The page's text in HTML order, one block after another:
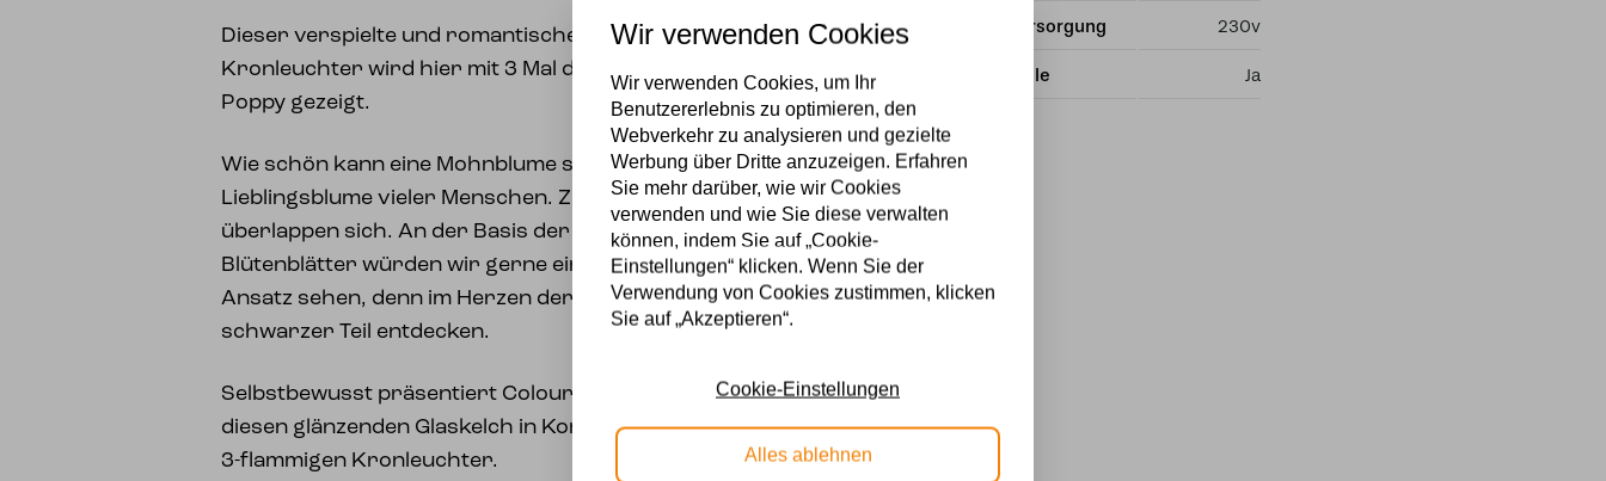
Dieser verspielte und romantische Dreilicht-
Kronleuchter wird hier mit 3 Mal der Lovely Tender
Poppy gezeigt.
Wie schön kann eine Mohnblume sein! Eine
Lieblingsblume vieler Menschen. Zarte Blütenblätter
überlappen sich. An der Basis der kräftigen
Blütenblätter würden wir gerne einen schwarzen
Ansatz sehen, denn im Herzen der Rose lässt sich ein
schwarzer Teil entdecken.
Selbstbewusst präsentiert Coloured by Art© stolz
diesen glänzenden Glaskelch in Kombination mit einem
3-flammigen Kronleuchter.
Stromversorgung 230v
Lichtquelle Ja
Wir verwenden Cookies
Wir verwenden Cookies, um Ihr
Benutzererlebnis zu optimieren, den
Webverkehr zu analysieren und gezielte
Werbung über Dritte anzuzeigen. Erfahren
Sie mehr darüber, wie wir Cookies
verwenden und wie Sie diese verwalten
können, indem Sie auf „Cookie-
Einstellungen“ klicken. Wenn Sie der
Verwendung von Cookies zustimmen, klicken
Sie auf „Akzeptieren“.
Cookie-Einstellungen
Alles ablehnen